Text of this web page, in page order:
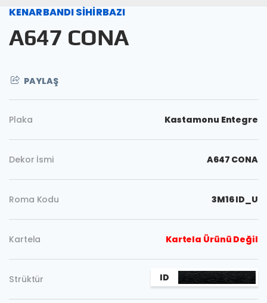
KENARBANDI SİHİRBAZI
A647 CONA
PAYLAŞ
Plaka Kastamonu Entegre
Dekor İsmi A647 CONA
Roma Kodu 3M16 ID_U
Kartela Kartela Ürünü Değil
Strüktür ID